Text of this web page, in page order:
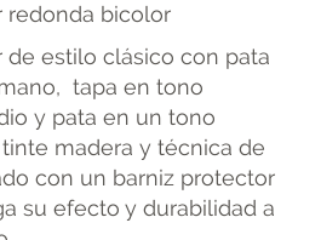
redonda bicolor
de estilo clásico con pata
tapa en tono
y pata en un tono
madera y técnica de
con un barniz protector
su efecto y durabilidad a